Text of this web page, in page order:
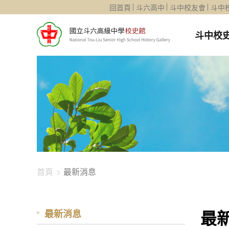
回首頁 斗六高中 斗中校友會 斗中
斗中校
首頁 最新消息
最新消息 最